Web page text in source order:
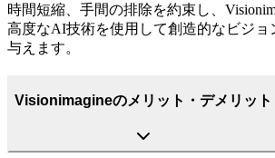
時間短縮、手間の排除を約束し、
高度なAI技術を使用して創造的なビジョ
与えます。
Visionimagineのメリット・デメリット